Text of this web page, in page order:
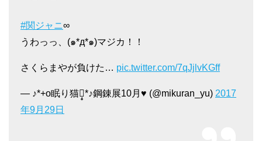
#関ジャニ∞
うわっっ、(๑*д*๑)マジカ！！
さくらまやが負けた… pic.twitter.com/7qJjlvKGff
— ♪*+o眠り猫೨̣̥*♪鋼錬展10月♥ (@mikuran_yu) 2017
年9月29日